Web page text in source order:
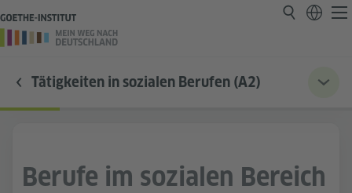
Tätigkeiten in sozialen Berufen (A2)
Berufe im sozialen Bereich